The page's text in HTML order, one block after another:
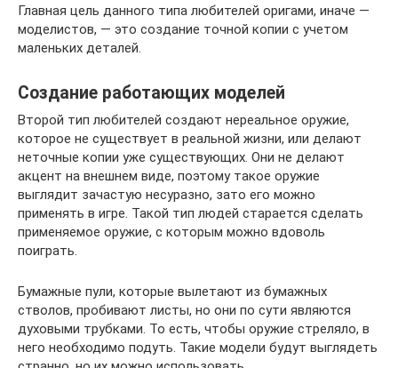
Главная цель данного типа любителей оригами, иначе —
моделистов, — это создание точной копии с учетом
маленьких деталей.
Создание работающих моделей
Второй тип любителей создают нереальное оружие,
которое не существует в реальной жизни, или делают
неточные копии уже существующих. Они не делают
акцент на внешнем виде, поэтому такое оружие
выглядит зачастую несуразно, зато его можно
применять в игре. Такой тип людей старается сделать
применяемое оружие, с которым можно вдоволь
поиграть.
Бумажные пули, которые вылетают из бумажных
стволов, пробивают листы, но они по сути являются
духовыми трубками. То есть, чтобы оружие стреляло, в
него необходимо подуть. Такие модели будут выглядеть